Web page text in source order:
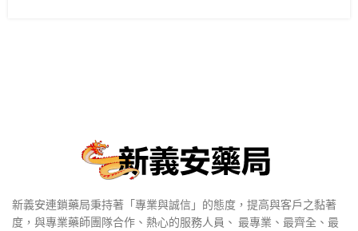
新義安連鎖藥局秉持著「專業與誠信」的態度，提高與客戶之黏著
度，與專業藥師團隊合作、熱心的服務人員、 最專業、最齊全、最